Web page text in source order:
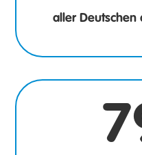
aller Deutschen